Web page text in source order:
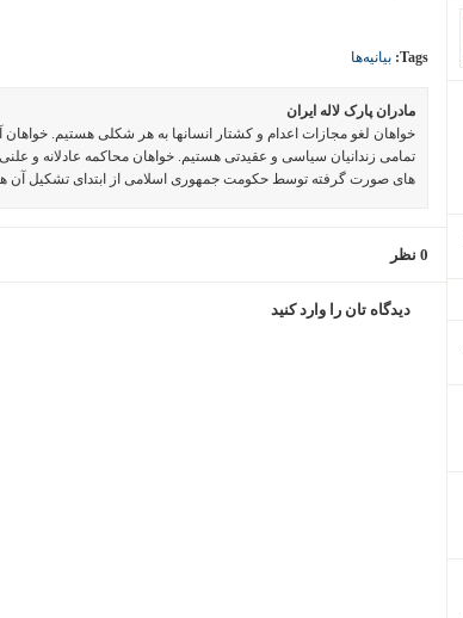
Tags: بیانیه‌ها
مادران پارک لاله ایران
خواهان لغو مجازات اعدام و کشتار انسانها به هر شکلی هستیم.
تمامی زندانیان سیاسی و عقیدتی هستیم. خواهان محاکمه عادلانه و
های صورت گرفته توسط حکومت جمهوری اسلامی از ابتدای تشکیل آن
0 نظر
دیدگاه تان را وارد کنید